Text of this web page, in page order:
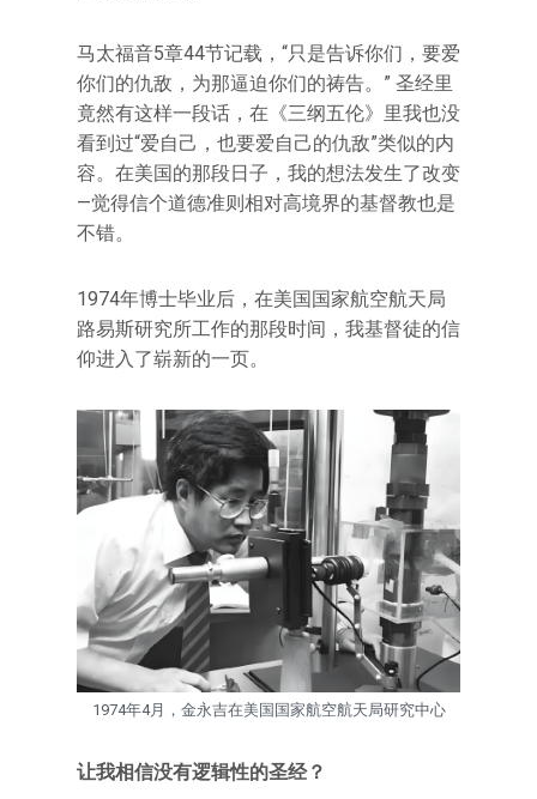
马太福音5章44节记载，“只是告诉你们，要爱
你们的仇敌，为那逼迫你们的祷告。” 圣经里
竟然有这样一段话，在《三纲五伦》里我也没
看到过“爱自己，也要爱自己的仇敌”类似的内
容。在美国的那段日子，我的想法发生了改变
—觉得信个道德准则相对高境界的基督教也是
不错。
1974年博士毕业后，在美国国家航空航天局
路易斯研究所工作的那段时间，我基督徒的信
仰进入了崭新的一页。
1974年4月，金永吉在美国国家航空航天局研究中心
让我相信没有逻辑性的圣经？